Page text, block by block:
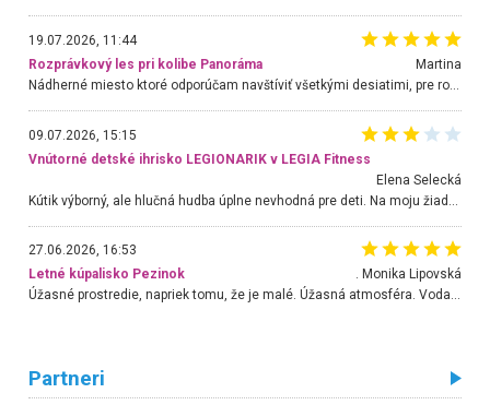
19.07.2026, 11:44
Rozprávkový les pri kolibe Panoráma
Martina
Nádherné miesto ktoré odporúčam navštíviť všetkými desiatimi, pre rodiny s deťmi, dôchodcom... Proste a jednoducho ozaj rozprávkový les.. určite ešte prídeme. Odniesli sme si na pamiatku krásne tričká,
09.07.2026, 15:15
Vnútorné detské ihrisko LEGIONARIK v LEGIA Fitness
Elena Selecká
27.06.2026, 16:53
Letné kúpalisko Pezinok
. Monika Lipovská
Úžasné prostredie, napriek tomu, že je malé. Úžasná atmosféra. Voda fantastická a nádherná. Ľudí je pomerne veľa, ale su mili a ohľaduplní. Je veľmi zaujímavé sledovať, ako dokážu spolu športovať cudzí ľudia a bez ohľadu na vek. Vládne tu pohoda. Vnuka neviem dostať z vody. Ďakujem za krásny deň . Urcite sa sem vrátim. Jediný problém je s parkovaním, ale aj ten sa mi podarilo vyriešiť. Monika Bratislava
Partneri